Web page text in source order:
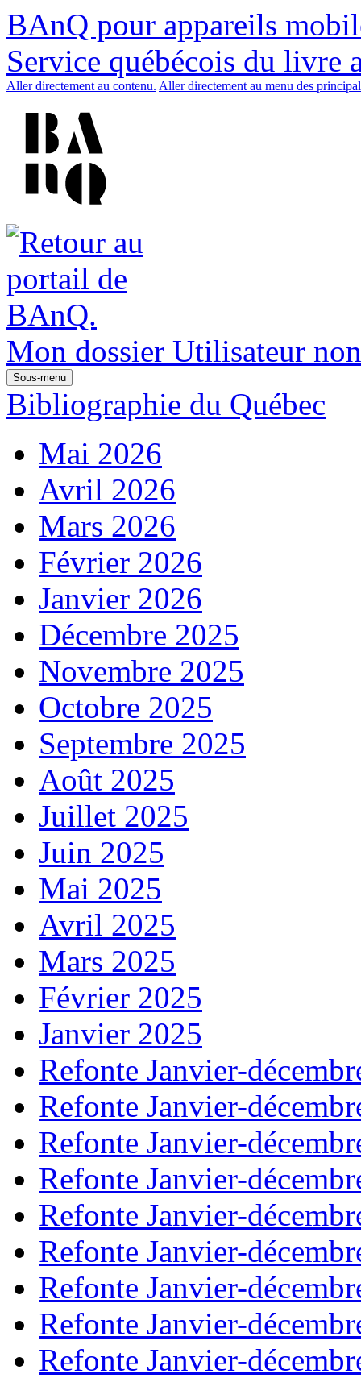
BAnQ pour appareils
Service québécois du livre
Aller directement au contenu. Aller directement au menu des
Mon dossier Utilisateur
Sous-menu
Bibliographie du Québec
Mai 2026
Avril 2026
Mars 2026
Février 2026
Janvier 2026
Décembre 2025
Novembre 2025
Octobre 2025
Septembre 2025
Août 2025
Juillet 2025
Juin 2025
Mai 2025
Avril 2025
Mars 2025
Février 2025
Janvier 2025
Refonte Janvier-
Refonte Janvier-
Refonte Janvier-
Refonte Janvier-
Refonte Janvier-
Refonte Janvier-
Refonte Janvier-
Refonte Janvier-
Refonte Janvier-